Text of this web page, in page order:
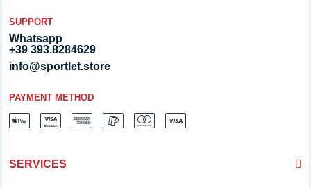
SUPPORT
Whatsapp
+39 393.8284629
info@sportlet.store
PAYMENT METHOD
SERVICES